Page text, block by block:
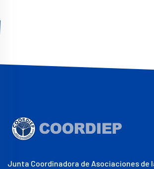
Junta Coordinadora de Asociaciones de